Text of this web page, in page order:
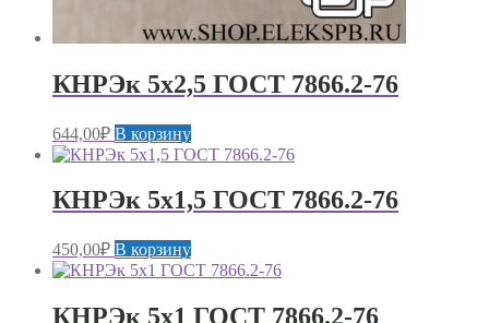
КНРЭк 5х2,5 ГОСТ 7866.2-76
644,00₽ В корзину
КНРЭк 5х1,5 ГОСТ 7866.2-76
450,00₽ В корзину
КНРЭк 5х1 ГОСТ 7866.2-76